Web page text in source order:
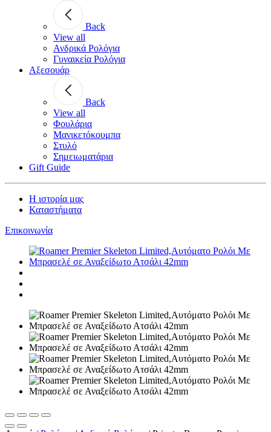
Back
View all
Ανδρικά Ρολόγια
Γυναικεία Ρολόγια
Αξεσουάρ
Back
View all
Φουλάρια
Μανικετόκουμπα
Στυλό
Σημειωματάρια
Gift Guide
Η ιστορία μας
Καταστήματα
Επικοινωνία